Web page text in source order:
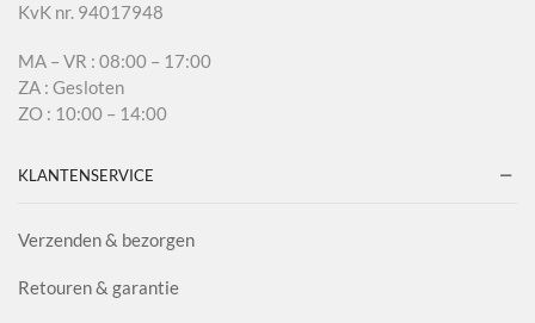
KvK nr. 94017948
MA – VR : 08:00 – 17:00
ZA : Gesloten
ZO : 10:00 – 14:00
KLANTENSERVICE
Verzenden & bezorgen
Retouren & garantie